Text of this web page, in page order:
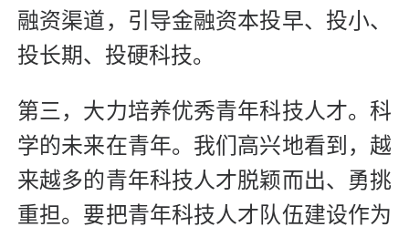
融资渠道，引导金融资本投早、投小、
投长期、投硬科技。
第三，大力培养优秀青年科技人才。科
学的未来在青年。我们高兴地看到，越
来越多的青年科技人才脱颖而出、勇挑
重担。要把青年科技人才队伍建设作为